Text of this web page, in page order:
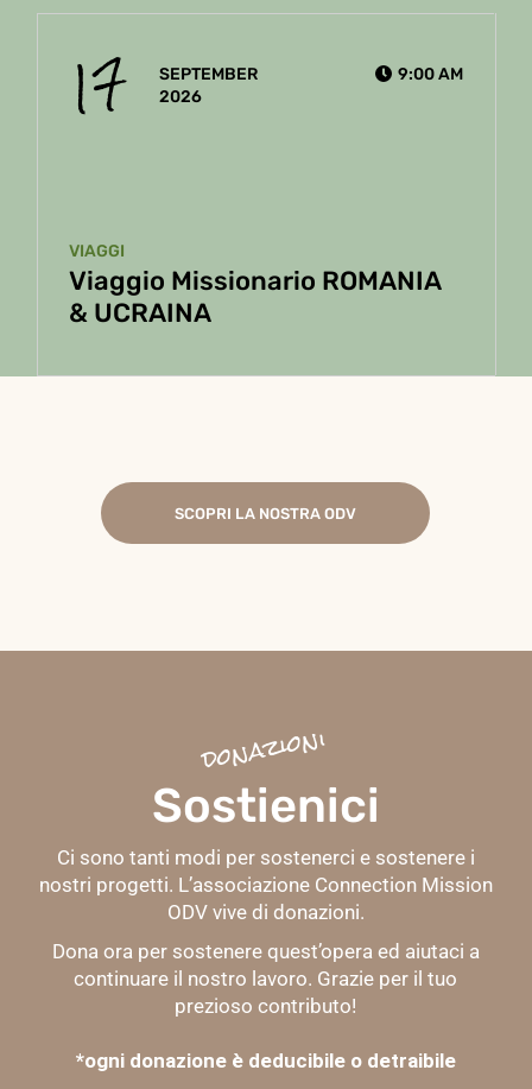
17
SEPTEMBER
2026
9:00 AM
VIAGGI
Viaggio Missionario ROMANIA
& UCRAINA
SCOPRI LA NOSTRA ODV
donazioni
Sostienici
Ci sono tanti modi per sostenerci e sostenere i
nostri progetti. L’associazione Connection Mission
ODV vive di donazioni.
Dona ora per sostenere quest’opera ed aiutaci a
continuare il nostro lavoro. Grazie per il tuo
prezioso contributo!
*ogni donazione è deducibile o detraibile